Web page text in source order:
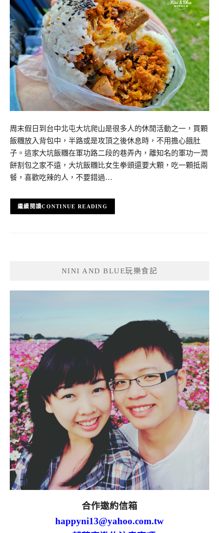
周末假日到台中北屯大坑爬山是很多人的休閒活動之一，買顆
飯糰放入背包中，半路或是攻頂之後休息時，不用擔心餓肚
子。這家大坑飯糰在軍功路二段的巷弄內，離知名的軍功一潤
餅割包之家不遠，大坑飯糰比女生拳頭還要大顆，吃一顆抵兩
餐，喜歡吃辣的人，不要錯過…
CONTINUE READING
NINI AND BLUE玩樂食記
合作邀約信箱
happyni13@yahoo.com.tw